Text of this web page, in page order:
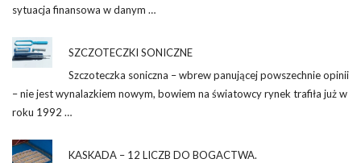
sytuacja finansowa w danym …
SZCZOTECZKI SONICZNE
Szczoteczka soniczna – wbrew panującej powszechnie opinii
– nie jest wynalazkiem nowym, bowiem na światowcy rynek trafiła już w
roku 1992 …
KASKADA – 12 LICZB DO BOGACTWA.